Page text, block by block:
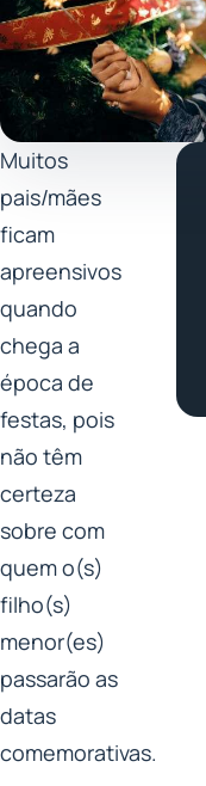
Muitos
pais/mães
ficam
apreensivos
quando
chega a
época de
festas, pois
não têm
certeza
sobre com
quem o(s)
filho(s)
menor(es)
passarão as
datas
comemorativas.